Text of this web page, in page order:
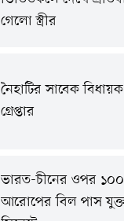
গেলো স্ত্রীর
নৈহাটির সাবেক
গ্রেপ্তার
ভারত-চীনের ওপর
আরোপের বিল পাস